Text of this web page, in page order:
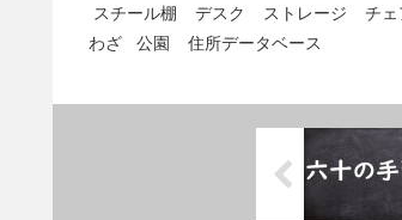
スチール棚 デスク ストレージ チェ
わざ
公園 住所データベース